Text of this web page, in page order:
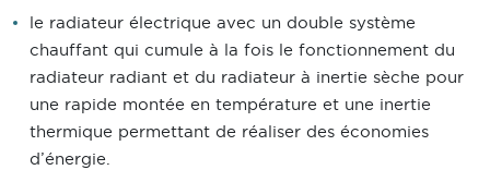
le radiateur électrique avec un double système
chauffant qui cumule à la fois le fonctionnement du
radiateur radiant et du radiateur à inertie sèche pour
une rapide montée en température et une inertie
thermique permettant de réaliser des économies
d’énergie.